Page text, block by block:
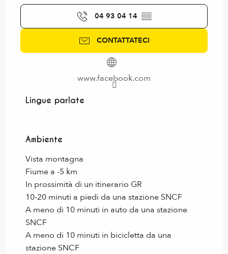
04 93 04 14 ▒▒
CONTATTATECI
www.facebook.com
Lingue parlate
Lingue parlate
Ambiente
Ambiente
Vista montagna
Fiume a -5 km
In prossimità di un itinerario GR
10-20 minuti a piedi da una stazione SNCF
A meno di 10 minuti in auto da una stazione
SNCF
A meno di 10 minuti in bicicletta da una
stazione SNCF